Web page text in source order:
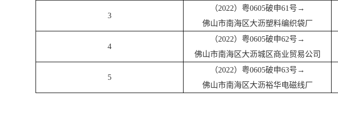
3
（2022）粤0605破申61号→
佛山市南海区大沥塑料编织袋厂
4
（2022）粤0605破申62号→
佛山市南海区大沥城区商业贸易公司
5
（2022）粤0605破申63号→
佛山市南海区大沥裕华电磁线厂